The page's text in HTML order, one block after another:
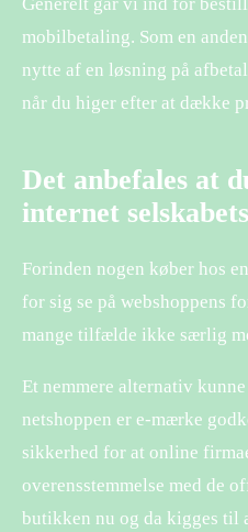
mobilbetaling. Som en
nytte af en løsning på
når du higer efter at dække
Det anbefales at
internet
Forinden nogen køber hos
for sig se på webshoppens
mange tilfælde ikke særlig
Et nemmere alternativ
netshoppen er e-mærke
sikkerhed for at online
overensstemmelse med de
butikken nu og da kigges til